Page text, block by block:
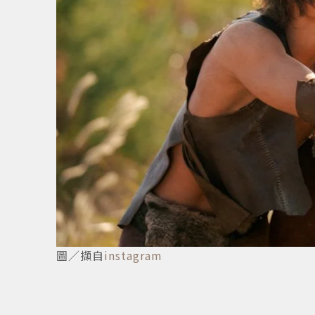
圖／擷自instagram